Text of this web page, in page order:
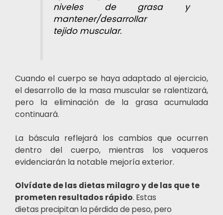
niveles de grasa y
mantener/desarrollar
tejido muscular.
Cuando el cuerpo se haya adaptado al ejercicio,
el desarrollo de la masa muscular se ralentizará,
pero la eliminación de la grasa acumulada
continuará.
La báscula reflejará los cambios que ocurren
dentro del cuerpo, mientras los vaqueros
evidenciarán la notable mejoría exterior.
Olvídate de las dietas milagro y de las que te
prometen resultados rápido. Estas
dietas precipitan la pérdida de peso, pero